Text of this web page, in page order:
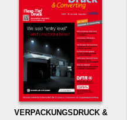
VERPACKUNGSDRUCK &